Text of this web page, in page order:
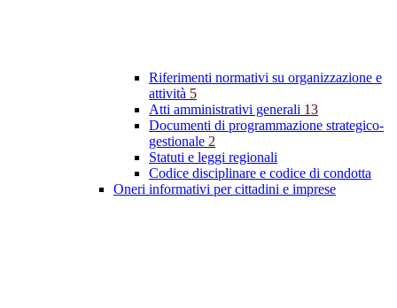
Riferimenti normativi su organizzazione e
attività 5
Atti amministrativi generali 13
Documenti di programmazione strategico-
gestionale 2
Statuti e leggi regionali
Codice disciplinare e codice di condotta
Oneri informativi per cittadini e imprese